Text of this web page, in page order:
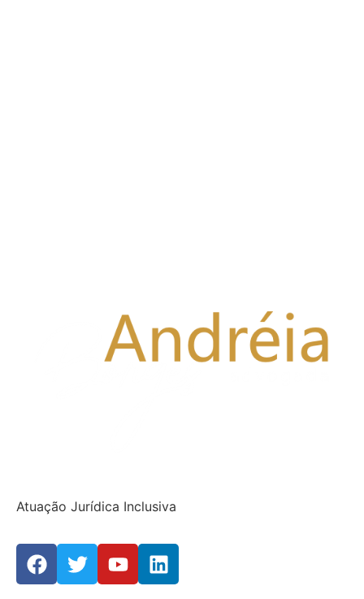
Atuação Jurídica Inclusiva